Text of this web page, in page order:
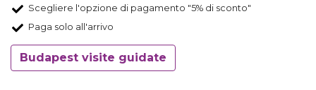
Scegliere l'opzione di pagamento "5% di sconto"
Paga solo all'arrivo
Budapest visite guidate